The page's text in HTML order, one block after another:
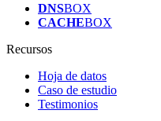
DNSBOX
CACHEBOX
Recursos
Hoja de datos
Caso de estudio
Testimonios